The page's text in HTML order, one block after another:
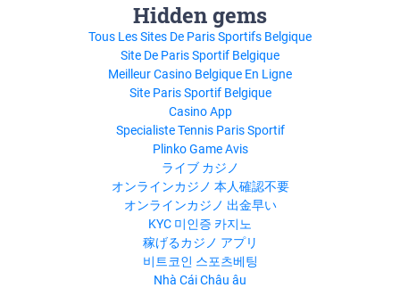
Hidden gems
Tous Les Sites De Paris Sportifs Belgique
Site De Paris Sportif Belgique
Meilleur Casino Belgique En Ligne
Site Paris Sportif Belgique
Casino App
Specialiste Tennis Paris Sportif
Plinko Game Avis
ライブ カジノ
オンラインカジノ 本人確認不要
オンラインカジノ 出金早い
KYC 미인증 카지노
稼げるカジノ アプリ
비트코인 스포츠베팅
Nhà Cái Châu âu